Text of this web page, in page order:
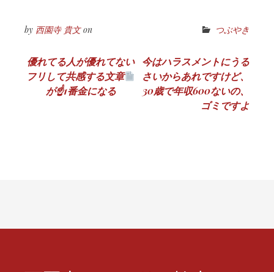
by 西園寺 貴文on つぶやき
投
稿
優れてる人が優れてない
フリして共感する文章
が☝1番金になる
今はハラスメントにうる
さいからあれですけど、
30歳で年収600ないの、
ゴミですよ